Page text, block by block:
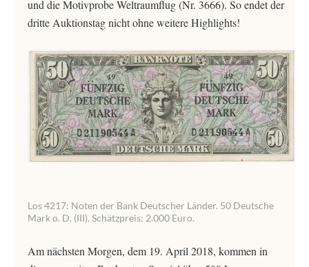
und die Motivprobe Weltraumflug (Nr. 3666). So endet der
dritte Auktionstag nicht ohne weitere Highlights!
Los 4217: Noten der Bank Deutscher Länder. 50 Deutsche
Mark o. D. (III). Schätzpreis: 2.000 Euro.
Am nächsten Morgen, dem 19. April 2018, kommen in